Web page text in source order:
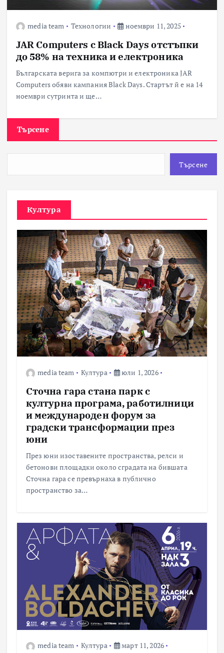
media team Технологии ноември 11, 2025
JAR Computers с Black Days отстъпки
до 58% на техника и електроника
Българската верига за компютри и електроника JAR
Computers обяви кампания Black Days. Стартът й е на 14
ноември сутринта и ще…
Търсене
Търсене
Култура
media team Култура юли 1, 2026
Сточна гара стана парк с
културна програма, работилници
и международен форум за
градски трансформации през
юни
През юни изоставените пространства, релси и
бетонови площадки около сградата на бившата
Сточна гара се превърнаха в публично
пространство за…
media team Култура март 11, 2026